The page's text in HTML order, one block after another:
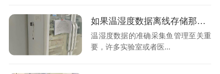
如果温湿度数据离线存储那么在发生异常波动时工作人员如何得知?26.8.3
温湿度数据的准确采集鱼管理至关重
要，许多实验室或者医...